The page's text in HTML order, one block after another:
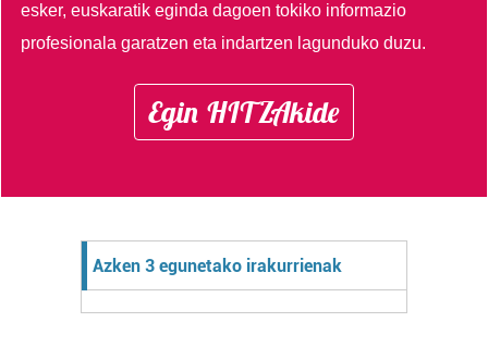
esker, euskaratik eginda dagoen tokiko informazio
profesionala garatzen eta indartzen lagunduko duzu.
Egin HITZAkide
Azken 3 egunetako irakurrienak